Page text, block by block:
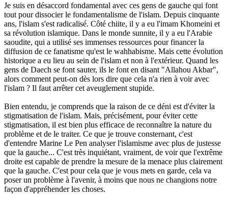
Je suis en désaccord fondamental avec ces gens de gauche qui font
tout pour dissocier le fondamentalisme de l'islam. Depuis cinquante
ans, l'islam s'est radicalisé. Côté chiite, il y a eu l'imam Khomeini et
sa révolution islamique. Dans le monde sunnite, il y a eu l'Arabie
saoudite, qui a utilisé ses immenses ressources pour financer la
diffusion de ce fanatisme qu'est le wahhabisme. Mais cette évolution
historique a eu lieu au sein de l'islam et non à l'extérieur. Quand les
gens de Daech se font sauter, ils le font en disant "Allahou Akbar",
alors comment peut-on dès lors dire que cela n'a rien à voir avec
l'islam ? Il faut arrêter cet aveuglement stupide.
Bien entendu, je comprends que la raison de ce déni est d'éviter la
stigmatisation de l'islam. Mais, précisément, pour éviter cette
stigmatisation, il est bien plus efficace de reconnaître la nature du
problème et de le traiter. Ce que je trouve consternant, c'est
d'entendre Marine Le Pen analyser l'islamisme avec plus de justesse
que la gauche... C'est très inquiétant, vraiment, de voir que l'extrême
droite est capable de prendre la mesure de la menace plus clairement
que la gauche. C'est pour cela que je vous mets en garde, cela va
poser un problème à l'avenir, à moins que nous ne changions notre
façon d'appréhender les choses.